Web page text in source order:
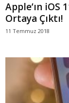
Apple’ın iOS
Ortaya Çıktı!
11 Temmuz 2018